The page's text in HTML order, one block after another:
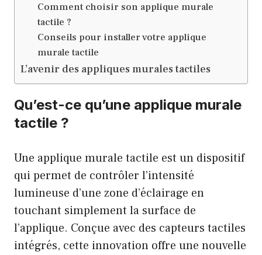
Comment choisir son applique murale
tactile ?
Conseils pour installer votre applique
murale tactile
L’avenir des appliques murales tactiles
Qu’est-ce qu’une applique murale
tactile ?
Une applique murale tactile est un dispositif
qui permet de contrôler l’intensité
lumineuse d’une zone d’éclairage en
touchant simplement la surface de
l’applique. Conçue avec des capteurs tactiles
intégrés, cette innovation offre une nouvelle